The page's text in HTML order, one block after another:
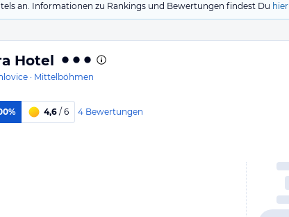
an. Informationen zu Rankings und Bewertungen findest Du hier
Hotel
· Mittelböhmen
4,6 / 6 4 Bewertungen